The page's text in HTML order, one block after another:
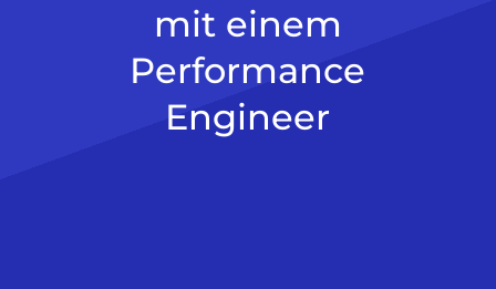
mit einem
Performance
Engineer